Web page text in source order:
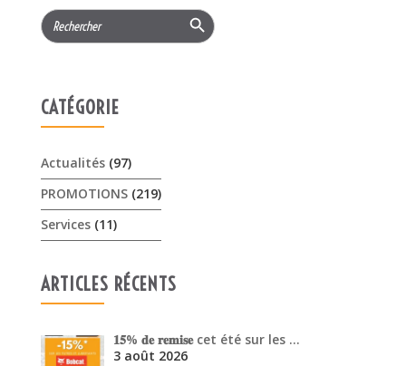
Search
for:
Search Button
CATÉGORIE
Actualités(97)
PROMOTIONS(219)
Services(11)
ARTICLES RÉCENTS
𝟏𝟓% 𝐝𝐞 𝐫𝐞𝐦𝐢𝐬𝐞 cet été sur les …
3 août 2026